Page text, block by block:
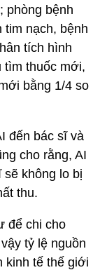
phòng bệnh
nạch, bệnh
tích hình
tìm thuốc mới,
bằng 1/4 so
đến bác sĩ và
cho rằng, AI
sẽ không lo bị
thu.
để chi cho
tỷ lệ nguồn
kinh tế thế giới